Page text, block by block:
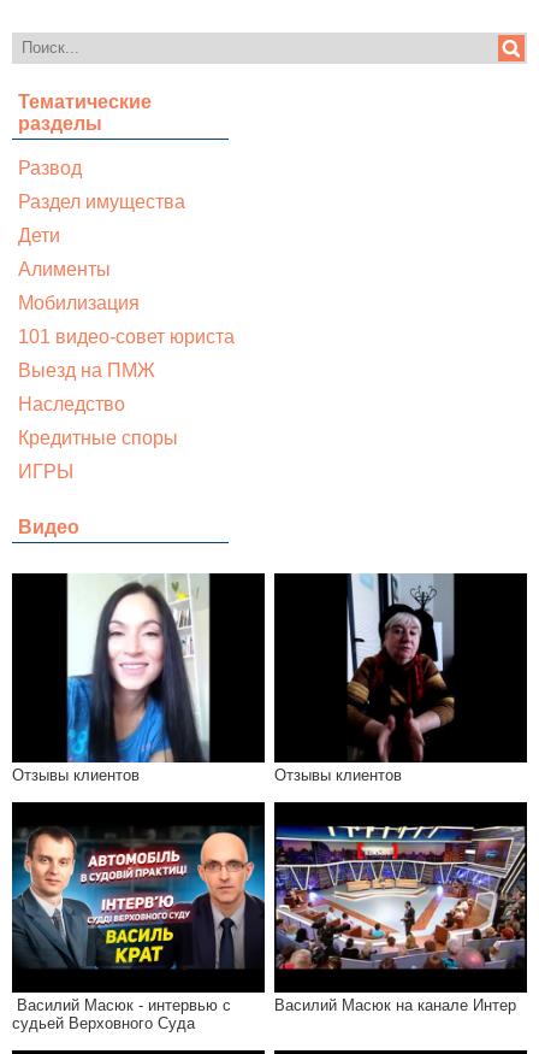
Тематические
разделы
Развод
Раздел имущества
Дети
Алименты
Мобилизация
101 видео-совет юриста
Выезд на ПМЖ
Наследство
Кредитные споры
ИГРЫ
Видео
Отзывы клиентов Отзывы клиентов
Василий Масюк - интервью с
судьей Верховного Суда
Василий Масюк на канале Интер